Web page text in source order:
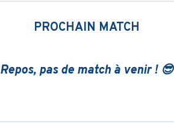
PROCHAIN MATCH
Repos, pas de match à venir ! 😎